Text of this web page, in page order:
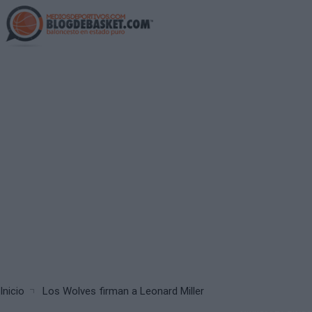
Skip
to
main
Breadcrumb
Inicio Los Wolves firman a Leonard Miller